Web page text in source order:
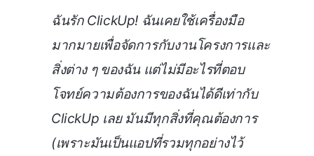
ฉันรัก ClickUp! ฉันเคยใช้เครื่องมือ
มากมายเพื่อจัดการกับงานโครงการและ
สิ่งต่าง ๆ ของฉัน แต่ไม่มีอะไรที่ตอบ
โจทย์ความต้องการของฉันได้ดีเท่ากับ
ClickUp เลย มันมีทุกสิ่งที่คุณต้องการ
(เพราะมันเป็นแอปที่รวมทุกอย่างไว้